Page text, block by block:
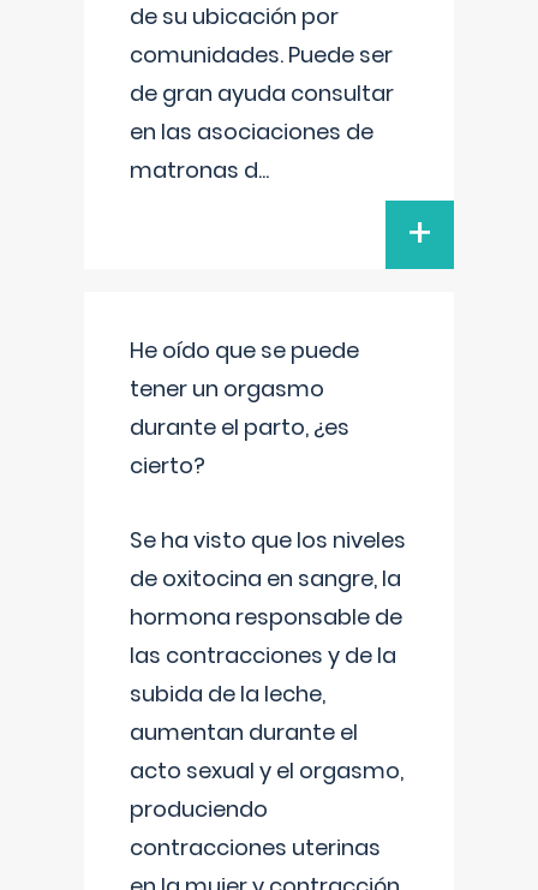
de su ubicación por
comunidades. Puede ser
de gran ayuda consultar
en las asociaciones de
matronas d...
+
He oído que se puede
tener un orgasmo
durante el parto, ¿es
cierto?
Se ha visto que los niveles
de oxitocina en sangre, la
hormona responsable de
las contracciones y de la
subida de la leche,
aumentan durante el
acto sexual y el orgasmo,
produciendo
contracciones uterinas